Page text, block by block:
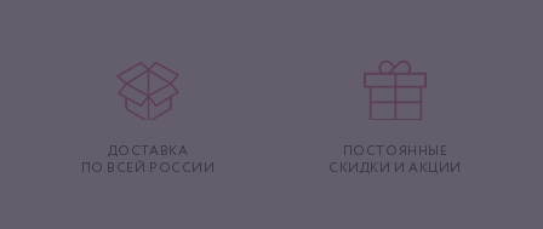
ДОСТАВКА
ПО ВСЕЙ РОССИИ
ПОСТОЯННЫЕ
СКИДКИ И АКЦИИ